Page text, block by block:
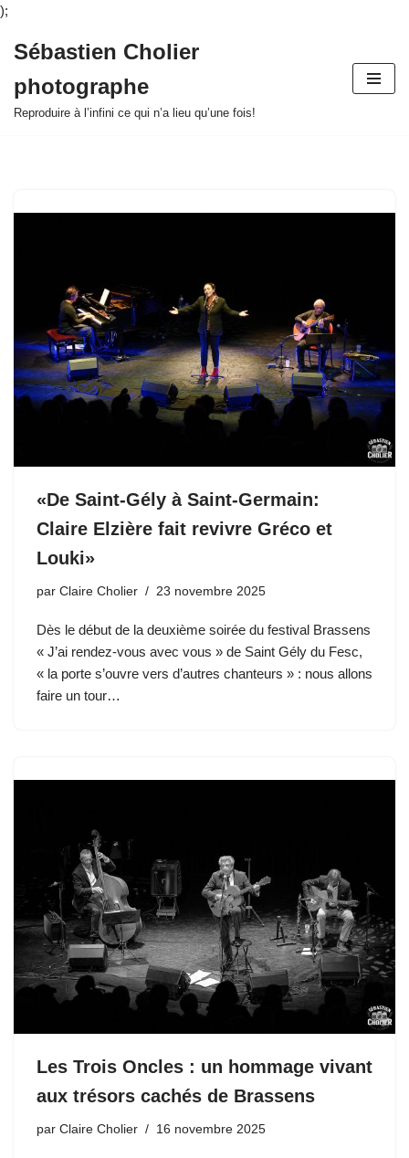
);
au
contenu
Sébastien Cholier
photographe
Reproduire à l’infini ce qui n’a lieu qu’une fois!
«De Saint-Gély à Saint-Germain:
Claire Elzière fait revivre Gréco et
Louki»
par Claire Cholier 23 novembre 2025
Dès le début de la deuxième soirée du festival Brassens
« J’ai rendez-vous avec vous » de Saint Gély du Fesc,
« la porte s’ouvre vers d’autres chanteurs » : nous allons
faire un tour…
Les Trois Oncles : un hommage vivant
aux trésors cachés de Brassens
par Claire Cholier 16 novembre 2025